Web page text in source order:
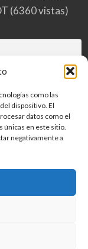
como las
dispositivo. El
datos como el
únicas en este sitio.
negativamente a
(6360 vistas)